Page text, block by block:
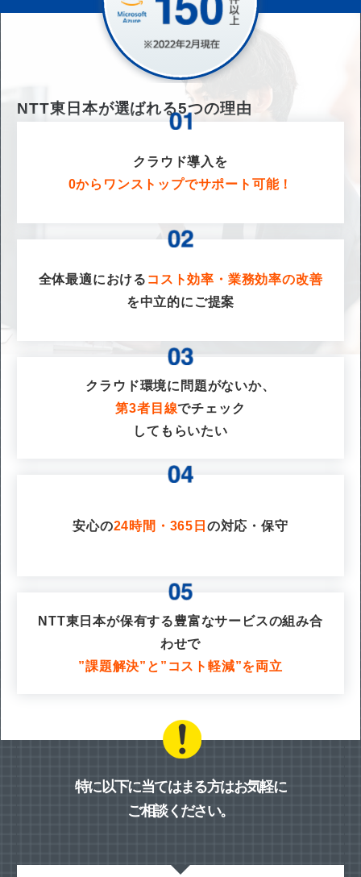
NTT東日本が選ばれる5つの理由
クラウド導入を
0からワンストップでサポート可能！
全体最適における コスト効率・業務効率の改善
を中立的にご提案
クラウド環境に問題がないか、
第3者目線でチェック
してもらいたい
安心の24時間・365日 の対応・保守
NTT東日本が保有する豊富なサービスの組み合
わせで
”課題解決”と”コスト軽減”を両立
特に以下に当てはまる方はお気軽に
ご相談ください。